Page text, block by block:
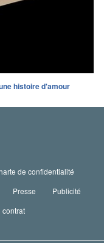
histoire d'amour
de confidentialité
Presse
Publicité
contrat